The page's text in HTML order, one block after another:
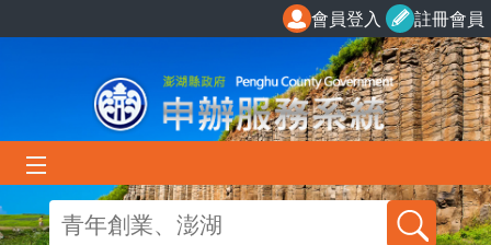
會員登入 註冊會員